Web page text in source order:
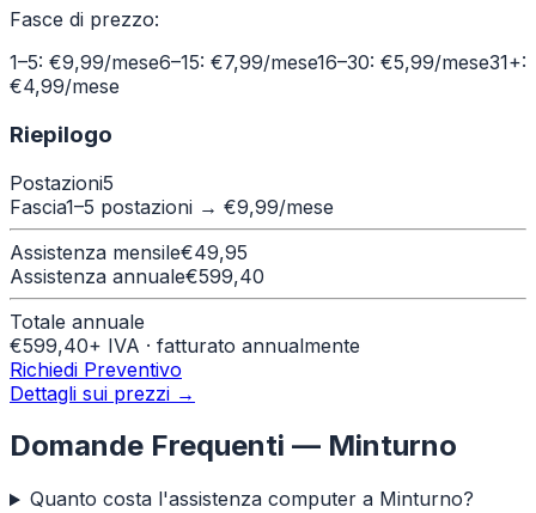
Fasce di prezzo:
1–5: €9,99/mese6–15: €7,99/mese16–30: €5,99/mese31+:
€4,99/mese
Riepilogo
Postazioni5
Fascia1–5 postazioni → €9,99/mese
Assistenza mensile€49,95
Assistenza annuale€599,40
Totale annuale
€599,40+ IVA · fatturato annualmente
Richiedi Preventivo
Dettagli sui prezzi →
Domande Frequenti — Minturno
Quanto costa l'assistenza computer a Minturno?